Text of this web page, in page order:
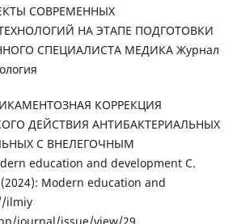
СОВРЕМЕННЫХ
НА ЭТАПЕ ПОДГОТОВКИ
СПЕЦИАЛИСТА МЕДИКА Журнал
КОРРЕКЦИЯ
ДЕЙСТВИЯ АНТИБАКТЕРИАЛЬНЫХ
С ВНЕЛЕГОЧНЫМ
education and development С.
Modern education and
ilmiy